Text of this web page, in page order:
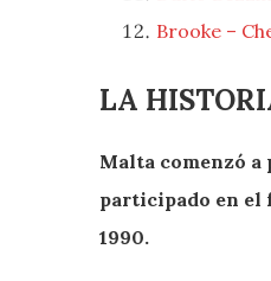
Brooke –
LA
Malta comenzó a
participado en el
1990.